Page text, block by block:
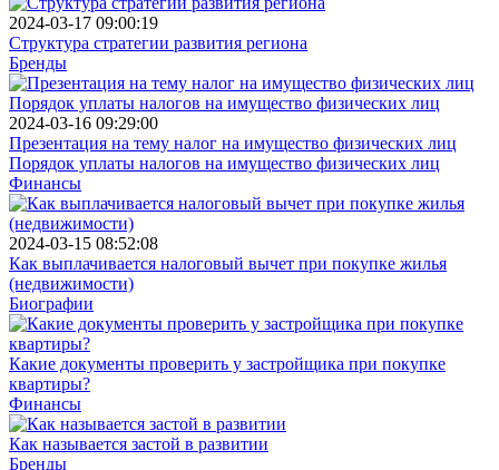
2024-03-17 09:00:19
Структура стратегии развития региона
Бренды
2024-03-16 09:29:00
Презентация на тему налог на имущество физических лиц
Порядок уплаты налогов на имущество физических лиц
Финансы
2024-03-15 08:52:08
Как выплачивается налоговый вычет при покупке жилья
(недвижимости)
Биографии
Какие документы проверить у застройщика при покупке
квартиры?
Финансы
Как называется застой в развитии
Бренды